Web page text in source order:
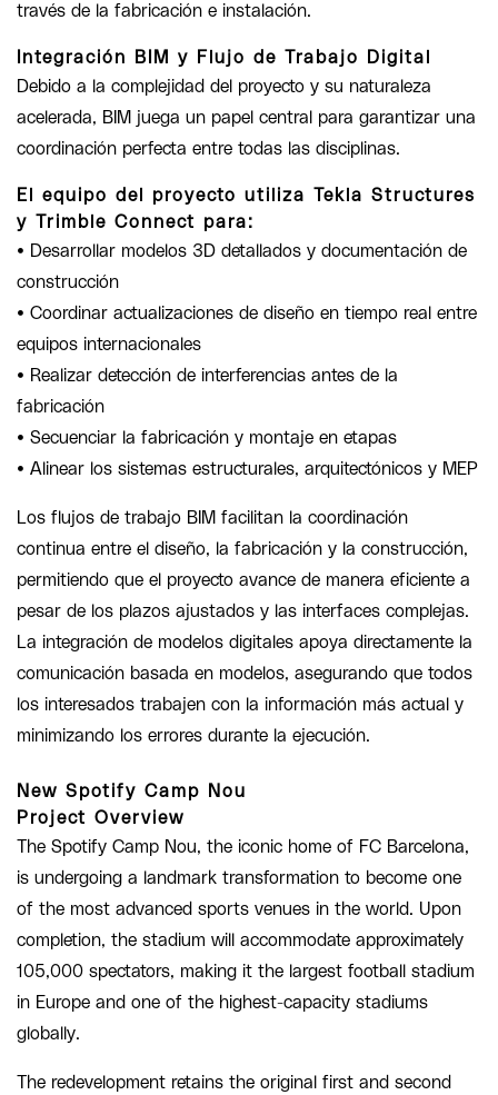
través de la fabricación e instalación.
Integración BIM y Flujo de Trabajo Digital
Debido a la complejidad del proyecto y su naturaleza
acelerada, BIM juega un papel central para garantizar una
coordinación perfecta entre todas las disciplinas.
El equipo del proyecto utiliza Tekla Structures
y Trimble Connect para:
• Desarrollar modelos 3D detallados y documentación de
construcción
• Coordinar actualizaciones de diseño en tiempo real entre
equipos internacionales
• Realizar detección de interferencias antes de la
fabricación
• Secuenciar la fabricación y montaje en etapas
• Alinear los sistemas estructurales, arquitectónicos y MEP
Los flujos de trabajo BIM facilitan la coordinación
continua entre el diseño, la fabricación y la construcción,
permitiendo que el proyecto avance de manera eficiente a
pesar de los plazos ajustados y las interfaces complejas.
La integración de modelos digitales apoya directamente la
comunicación basada en modelos, asegurando que todos
los interesados trabajen con la información más actual y
minimizando los errores durante la ejecución.
New Spotify Camp Nou
Project Overview
The Spotify Camp Nou, the iconic home of FC Barcelona,
is undergoing a landmark transformation to become one
of the most advanced sports venues in the world. Upon
completion, the stadium will accommodate approximately
105,000 spectators, making it the largest football stadium
in Europe and one of the highest-capacity stadiums
globally.
The redevelopment retains the original first and second